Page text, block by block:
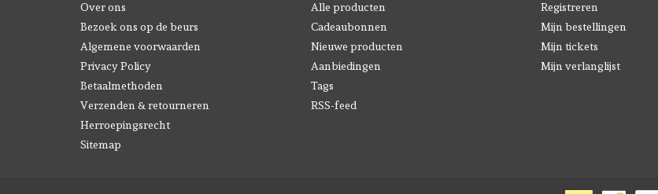
Over ons
Bezoek ons op de beurs
Algemene voorwaarden
Privacy Policy
Betaalmethoden
Verzenden & retourneren
Herroepingsrecht
Sitemap
Alle producten
Cadeaubonnen
Nieuwe producten
Aanbiedingen
Tags
RSS-feed
Registreren
Mijn bestellingen
Mijn tickets
Mijn verlanglijst